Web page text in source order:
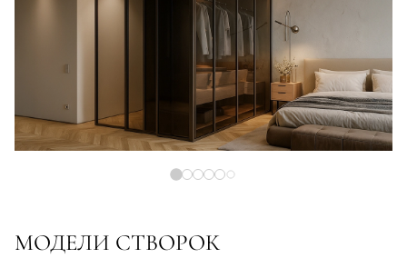
МОДЕЛИ СТВОРОК